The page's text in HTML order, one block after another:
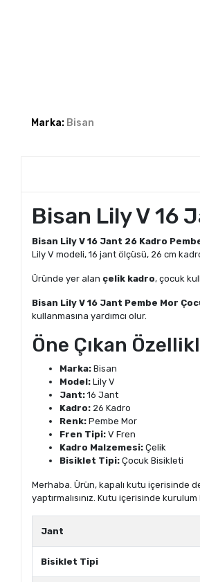
Marka: Bisan
Bisan Lily V 16
Bisan Lily V 16 Jant 26 Kadro
Lily V modeli, 16 jant ölçüsü, 26 cm
Üründe yer alan çelik kadro, çocuk
Bisan Lily V 16 Jant Pembe Mor
kullanmasına yardımcı olur.
Öne Çıkan
Marka: Bisan
Model: Lily V
Jant: 16 Jant
Kadro: 26 Kadro
Renk: Pembe Mor
Fren Tipi: V Fren
Kadro Malzemesi: Çelik
Bisiklet Tipi: Çocuk Bisikleti
Merhaba. Ürün, kapalı kutu içerisinde
yaptırmalısınız. Kutu içerisinde
Jant
Bisiklet Tipi